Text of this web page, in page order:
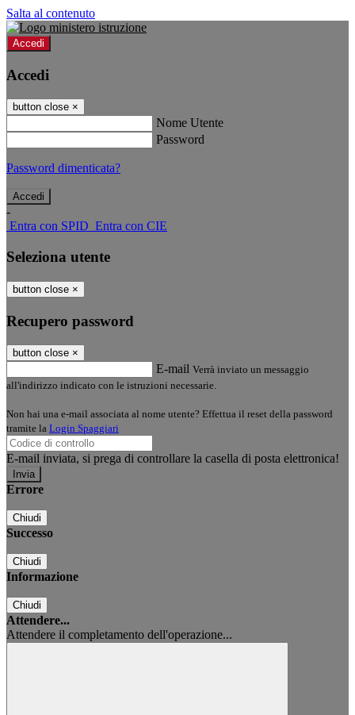
Salta al contenuto
Accedi
Accedi
button close ×
Nome Utente
Password
Password dimenticata?
-
Entra con SPID Entra con CIE
Seleziona utente
button close ×
Recupero password
button close ×
E-mail Verrà inviato un messaggio
all'indirizzo indicato con le istruzioni necessarie.
Non hai una e-mail associata al nome utente? Effettua il reset della password
tramite la Login Spaggiari
E-mail inviata, si prega di controllare la casella di posta elettronica!
Errore
Chiudi
Successo
Chiudi
Informazione
Chiudi
Attendere...
Attendere il completamento dell'operazione...